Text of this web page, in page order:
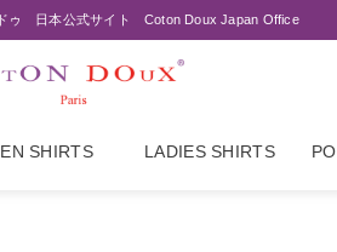
ゥ 日本公式サイト Coton Doux Japan Office
SHIRTS LADIES SHIRTS